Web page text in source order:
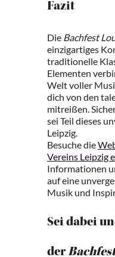
Fazit
Die Bachfest
einzigartiges
traditionelle
Elementen
Welt voller
dich von den
mitreißen.
sei Teil dieses
Leipzig.
Besuche die
Vereins Leipzig
Informationen
auf eine
Musik und
Sei dabei
der